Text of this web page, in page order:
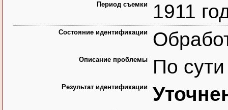
Период съемки 1911
Состояние идентификации
Описание проблемы По
Результат идентификации